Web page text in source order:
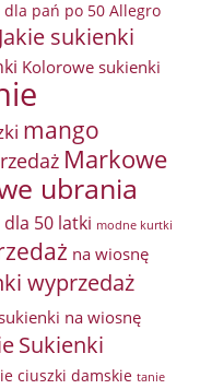
pań po 50 Allegro
Jakie sukienki
Kolorowe sukienki
mango
Markowe
ubrania
50 latki modne kurtki
na wiosnę
wyprzedaż
na wiosnę
Sukienki
ciuszki damskie tanie